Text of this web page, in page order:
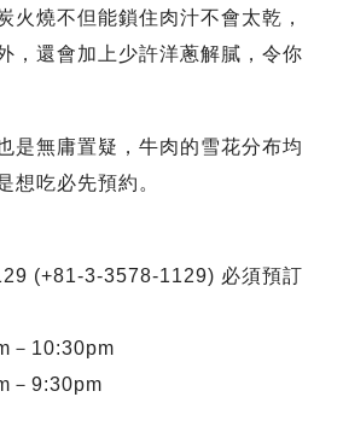
火燒不但能鎖住肉汁不會太乾，
，還會加上少許洋蔥解膩，令你
是無庸置疑，牛肉的雪花分布均
想吃必先預約。
(+81-3-3578-1129) 必須預訂
－10:30pm
－9:30pm